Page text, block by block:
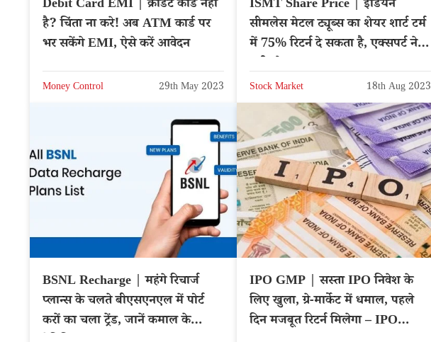
Debit Card EMI | क्रेडिट कार्ड नहीं
है? चिंता ना करे! अब ATM कार्ड पर
भर सकेंगे EMI, ऐसे करें आवेदन
Money Control 29th May 2023
ISMT Share Price | इंडियन
सीमलेस मेटल ट्यूब्स का शेयर शार्ट टर्म
में 75% रिटर्न दे सकता है, एक्सपर्ट ने
Stock Market 18th Aug 2023
BSNL Recharge | महंगे रिचार्ज
प्लान्स के चलते बीएसएनएल में पोर्ट
करों का चला ट्रेंड, जानें कमाल के
IPO GMP | सस्ता IPO निवेश के
लिए खुला, ग्रे-मार्केट में धमाल, पहले
दिन मजबूत रिटर्न मिलेगा – IPO